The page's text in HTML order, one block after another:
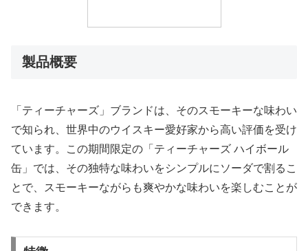
製品概要
「ティーチャーズ」ブランドは、そのスモーキーな味わい
で知られ、世界中のウイスキー愛好家から高い評価を受け
ています。この期間限定の「ティーチャーズ ハイボール
缶」では、その独特な味わいをシンプルにソーダで割るこ
とで、スモーキーながらも爽やかな味わいを楽しむことが
できます。